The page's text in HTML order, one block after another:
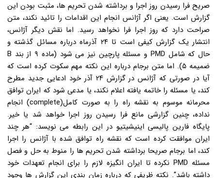
صریح فرا رسیدن روز اجرا و برداشته شدن تحریم ها، مثبت بودن این
گزارش است. یعنی اگر آژانس انجام این اقدامات را تائید نکند، متن
صراحت دارد که روز اجرا فرا نخواهد رسید. اما نقش دیگر آژانس،
انتشار یک گزارش کیفی است تا ۲۴ آذرماه درباره مسائل گذشته و
حال که شامل PMD و مسئله پارچین نیز می شود (ماده ۹ از بند B
ضمیمه ۵). اما متن برجام درباره این نکته مهم سکوت کرده است که
آیا در صورتی که آژانس در گزارش ۲۴ آذر خود ادعایی جدید مطرح
کند، یا مسئله را خاتمه یافته اعلام نکند، یا مدعی شود که ایران توافق
محرمانه موسوم به نقشه راه را به صورت کامل(complete) انجام
نداده، چنین گزارشی مانع فرا رسیدن روز اجرا خواهد شد یا خیر.
پایگاه فارین پالیسی اینیشیتیو در این رابطه می نویسد: “هر چند
ایران موافقت کرده است که نقشه راه توافق شده با آژانس را اجرا
کند، اما برجام صریحا برداشته شدن تحریم ها را منوط به حل و فصل
مسئله PMD نکرده تا ایران انگیزه لازم را برای انجام تعهدات خود
داشته باشد”. نکته ظریفی که درباره زمان بندی این گزارش ها وجود